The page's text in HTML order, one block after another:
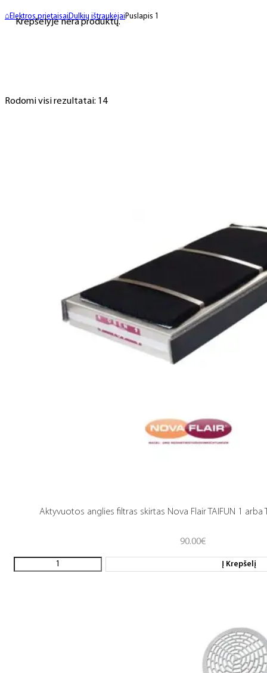
Krepšelyje nėra produktų.
⌂ Elektros prietaisaiDulkių ištraukėjai Puslapis 1
Rodomi visi rezultatai: 14
Aktyvuotos anglies filtras skirtas Nova Flair TAIFUN 1 arba
90.00€
Į Krepšelį